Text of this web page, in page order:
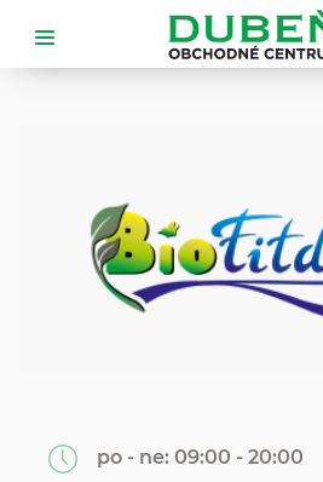
po - ne: 09:00 - 20:00